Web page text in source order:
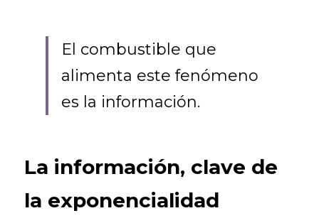
El combustible que
alimenta este fenómeno
es la información.
La información, clave de
la exponencialidad